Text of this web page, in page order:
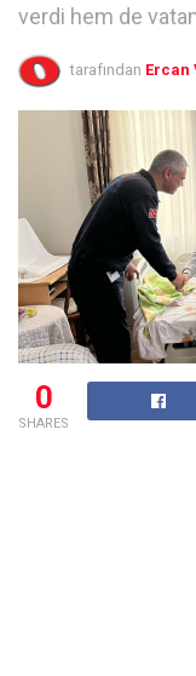
verdi hem de
tarafından Ercan
0
SHARES